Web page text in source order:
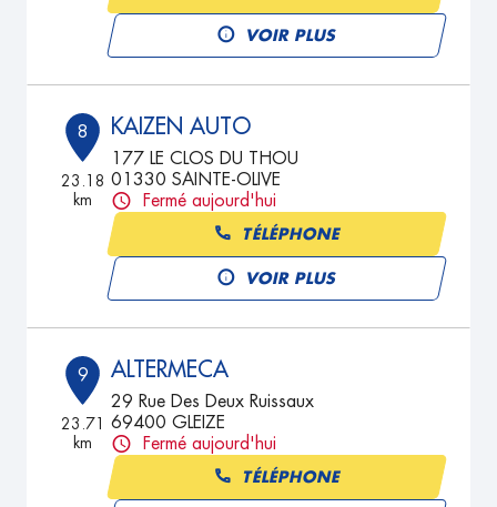
VOIR PLUS
8
23.18
km
KAIZEN AUTO
177 LE CLOS DU THOU
01330 SAINTE-OLIVE
Fermé aujourd'hui
TÉLÉPHONE
VOIR PLUS
9
23.71
km
ALTERMECA
29 Rue Des Deux Ruissaux
69400 GLEIZE
Fermé aujourd'hui
TÉLÉPHONE